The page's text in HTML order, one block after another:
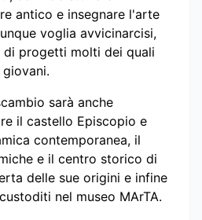
antico e insegnare l'arte
voglia avvicinarcisi,
di progetti molti dei quali
sarà anche
il castello Episcopio e
contemporanea, il
e il centro storico di
delle sue origini e infine
nel museo MArTA.